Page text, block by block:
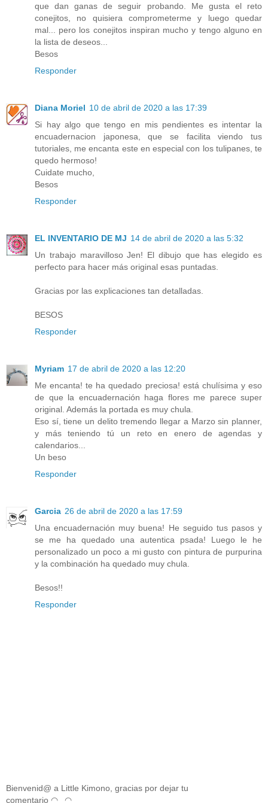
que dan ganas de seguir probando. Me gusta el reto
conejitos, no quisiera comprometerme y luego quedar
mal... pero los conejitos inspiran mucho y tengo alguno en
la lista de deseos...
Besos
Responder
Diana Moriel 10 de abril de 2020 a las 17:39
Si hay algo que tengo en mis pendientes es intentar la
encuadernacion japonesa, que se facilita viendo tus
tutoriales, me encanta este en especial con los tulipanes, te
quedo hermoso!
Cuidate mucho,
Besos
Responder
EL INVENTARIO DE MJ 14 de abril de 2020 a las 5:32
Un trabajo maravilloso Jen! El dibujo que has elegido es
perfecto para hacer más original esas puntadas.
Gracias por las explicaciones tan detalladas.
BESOS
Responder
Myriam 17 de abril de 2020 a las 12:20
Me encanta! te ha quedado preciosa! está chulísima y eso
de que la encuadernación haga flores me parece super
original. Además la portada es muy chula.
Eso sí, tiene un delito tremendo llegar a Marzo sin planner,
y más teniendo tú un reto en enero de agendas y
calendarios...
Un beso
Responder
Garcia 26 de abril de 2020 a las 17:59
Una encuadernación muy buena! He seguido tus pasos y
se me ha quedado una autentica psada! Luego le he
personalizado un poco a mi gusto con pintura de purpurina
y la combinación ha quedado muy chula.
Besos!!
Responder
Bienvenid@ a Little Kimono, gracias por dejar tu
comentario ◠‿◠